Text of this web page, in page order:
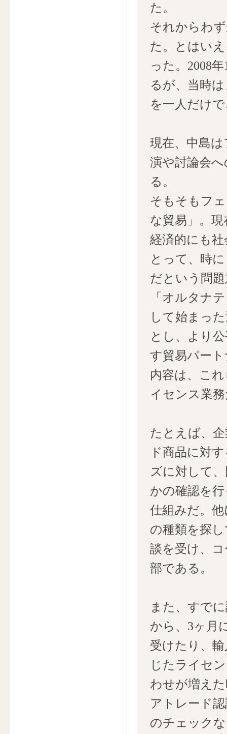
た。
それからわ
た。とはい
った。2008
るが、当時
を一人だけ
現在、中島
演や討論会
る。
そもそもフ
な貿易」。
経済的にも
とって、時
だという問
「オルタナ
して始まっ
とし、より
す貿易パー
内容は、こ
イセンス業
たとえば、
ド商品に対
ズに対して
かの確認を
仕組みだ。
の種類を探
談を受け、
部である。
また、すで
から、3ヶ月
受けたり、
じたライセ
わせが増え
アトレード
のチェック